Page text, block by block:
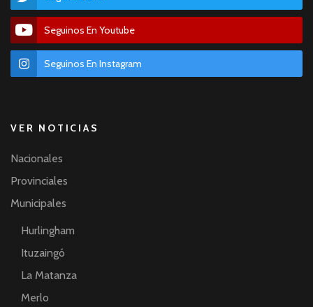
Seguinos En Youtube
Seguinos En Instagram
VER NOTICIAS
Nacionales
Provinciales
Municipales
Hurlingham
Ituzaingó
La Matanza
Merlo